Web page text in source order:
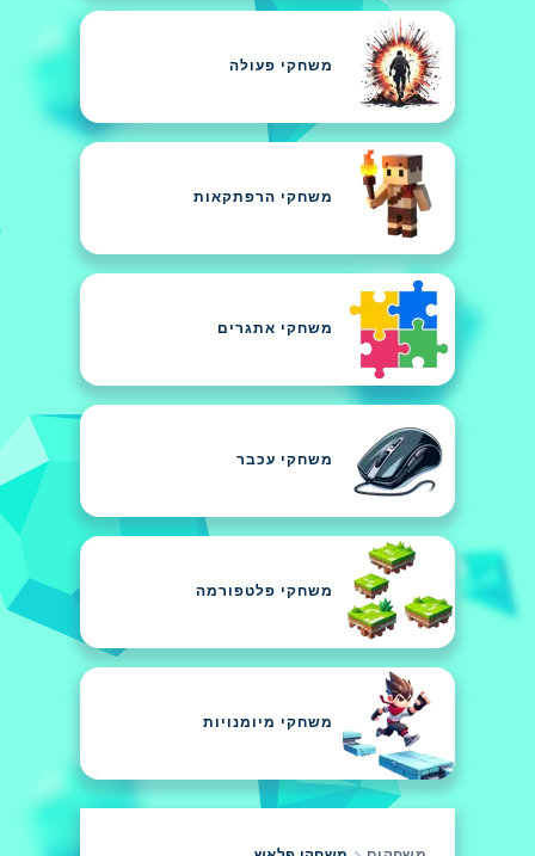
משחקי פעולה
משחקי הרפתקאות
משחקי אתגרים
משחקי עכבר
משחקי פלטפורמה
משחקי מיומנויות